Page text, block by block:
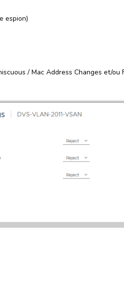
espion)
/ Mac Address Changes et/ou